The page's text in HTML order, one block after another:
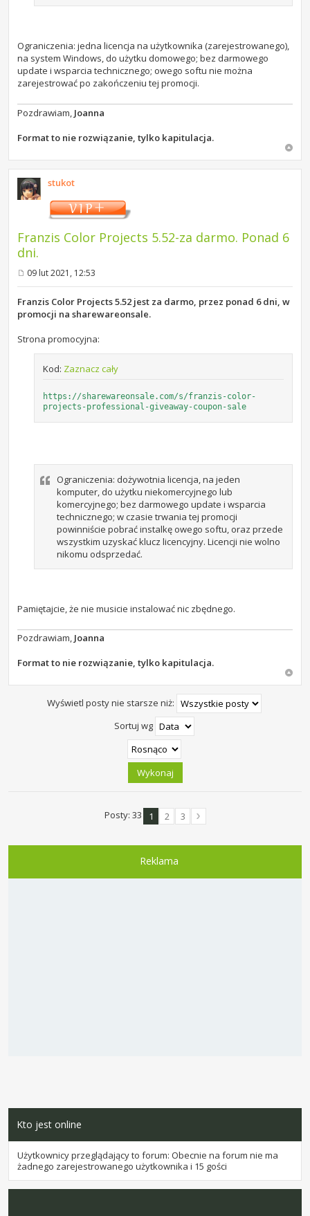
Ograniczenia: jedna licencja na użytkownika (zarejestrowanego),
na system Windows, do użytku domowego; bez darmowego
update i wsparcia technicznego; owego softu nie można
zarejestrować po zakończeniu tej promocji.
Pozdrawiam, Joanna
Format to nie rozwiązanie, tylko kapitulacja.
stukot
Franzis Color Projects 5.52-za darmo. Ponad 6
dni.
o
s
09 lut 2021, 12:53
Franzis Color Projects 5.52 jest za darmo, przez ponad 6 dni, w
promocji na sharewareonsale.
Strona promocyjna:
Kod: Zaznacz cały
https://sharewareonsale.com/s/franzis-color-
projects-professional-giveaway-coupon-sale
Ograniczenia: dożywotnia licencja, na jeden
komputer, do użytku niekomercyjnego lub
komercyjnego; bez darmowego update i wsparcia
technicznego; w czasie trwania tej promocji
powinniście pobrać instalkę owego softu, oraz przede
wszystkim uzyskać klucz licencyjny. Licencji nie wolno
nikomu odsprzedać.
Pamiętajcie, że nie musicie instalować nic zbędnego.
Pozdrawiam, Joanna
Format to nie rozwiązanie, tylko kapitulacja.
Wyświetl posty nie starsze niż:
Sortuj wg
Posty: 33 1 2 3
Reklama
Kto jest online
Użytkownicy przeglądający to forum: Obecnie na forum nie ma
żadnego zarejestrowanego użytkownika i 15 gości